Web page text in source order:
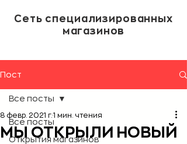
Сеть специализированных
магазинов
Пост
Все посты
Открытия магазинов
Все посты
МЫ ОТКРЫЛИ НОВЫЙ
8 февр. 2021 г. 1 мин. чтения